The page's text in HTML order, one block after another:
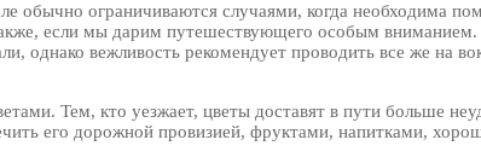
обычно ограничиваются случаями, когда необходима
если мы дарим путешествующего особым
однако вежливость рекомендует проводить все же на
Тем, кто уезжает, цветы доставят в пути больше
его дорожной провизией, фруктами, напитками,